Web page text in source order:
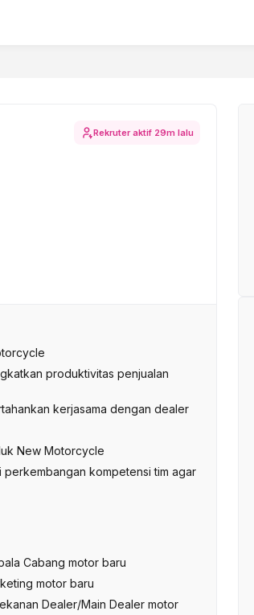
Rekruter aktif 29m lalu
produktivitas penjualan
kerjasama dengan dealer
New Motorcycle
kompetensi tim agar
Cabang motor baru
motor baru
Dealer/Main Dealer motor